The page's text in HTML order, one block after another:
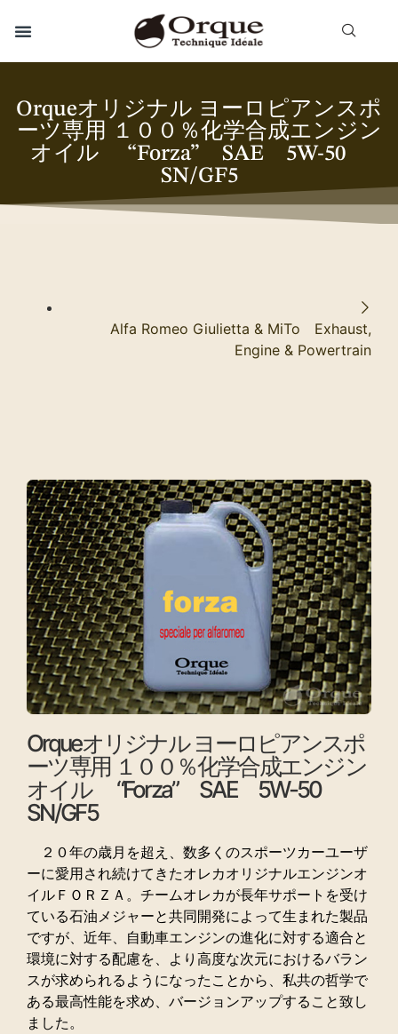
Orqueオリジナル ヨーロピアンスポ
ーツ専用 １００％化学合成エンジン
オイル “Forza” SAE 5W-50
SN/GF5
Alfa Romeo Giulietta & MiTo Exhaust,
Engine & Powertrain
Orqueオリジナル ヨーロピアンスポ
ーツ専用 １００％化学合成エンジン
オイル “Forza” SAE 5W-50
SN/GF5
２０年の歳月を超え、数多くのスポーツカーユーザ
ーに愛用され続けてきたオレカオリジナルエンジンオ
イルＦＯＲＺＡ。チームオレカが長年サポートを受け
ている石油メジャーと共同開発によって生まれた製品
ですが、近年、自動車エンジンの進化に対する適合と
環境に対する配慮を、より高度な次元におけるバラン
スが求められるようになったことから、私共の哲学で
ある最高性能を求め、バージョンアップすること致し
ました。